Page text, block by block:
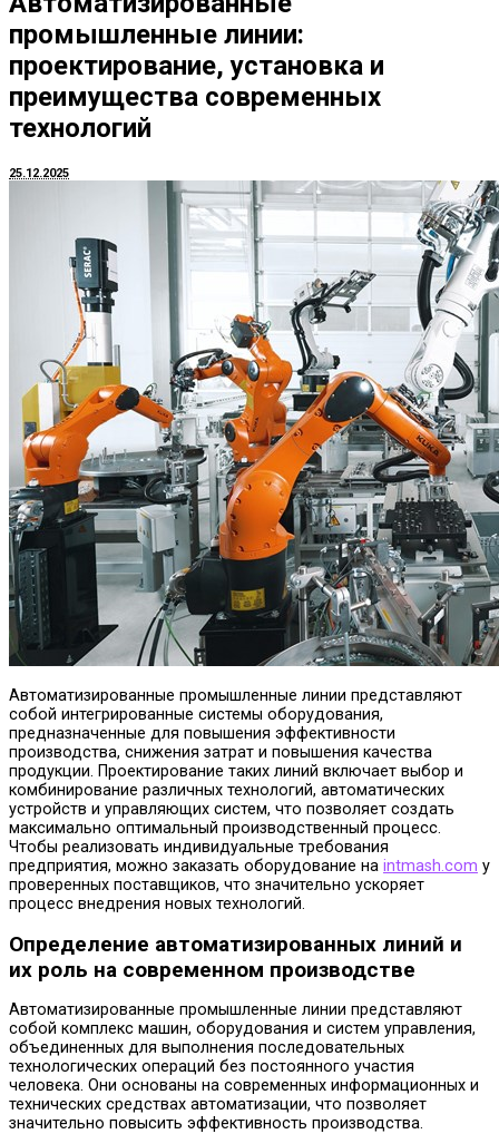
промышленные линии:
проектирование, установка и
преимущества современных
технологий
25.12.2025
Автоматизированные промышленные линии представляют
собой интегрированные системы оборудования,
предназначенные для повышения эффективности
производства, снижения затрат и повышения качества
продукции. Проектирование таких линий включает выбор и
комбинирование различных технологий, автоматических
устройств и управляющих систем, что позволяет создать
максимально оптимальный производственный процесс.
Чтобы реализовать индивидуальные требования
предприятия, можно заказать оборудование на intmash.com у
проверенных поставщиков, что значительно ускоряет
процесс внедрения новых технологий.
Определение автоматизированных линий и
их роль на современном производстве
Автоматизированные промышленные линии представляют
собой комплекс машин, оборудования и систем управления,
объединенных для выполнения последовательных
технологических операций без постоянного участия
человека. Они основаны на современных информационных и
технических средствах автоматизации, что позволяет
значительно повысить эффективность производства.